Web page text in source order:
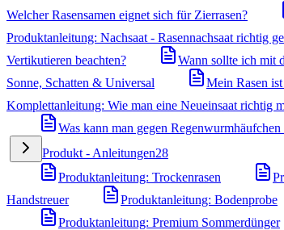
Welcher Rasensamen eignet sich für Zierrasen?
Produktanleitung: Nachsaat - Rasennachsaat richtig
Vertikutieren beachten?
Wann sollte ich mit
Sonne, Schatten & Universal
Mein Rasen
Komplettanleitung: Wie man eine Neueinsaat richtig
Was kann man gegen
Produkt - Anleitungen28
Produktanleitung: Trockenrasen
Handstreuer
Produktanleitung: Bodenprobe
Produktanleitung: Premium Sommerdünger